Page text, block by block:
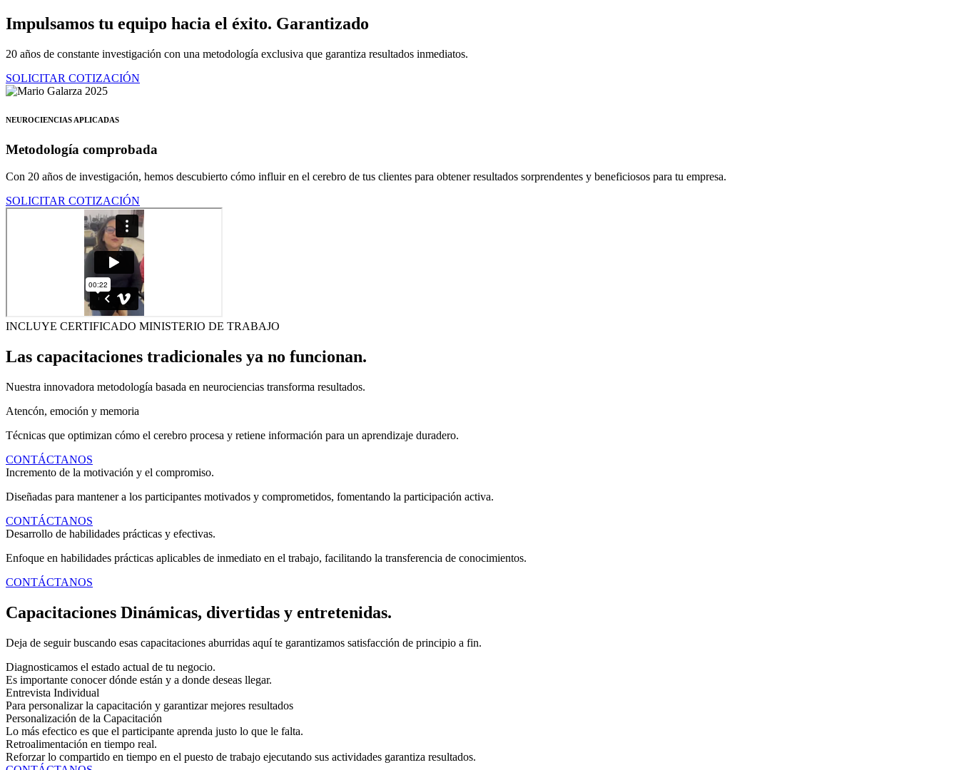
Ir
al
Impulsamos tu equipo hacia el éxito. Garantizado
20 años de constante investigación con una metodología exclusiva que garantiza resultados inmediatos.
SOLICITAR COTIZACIÓN
NEUROCIENCIAS APLICADAS
Metodología comprobada
Con 20 años de investigación, hemos descubierto cómo influir en el cerebro de tus clientes para obtener resultados sorprendentes y beneficiosos para tu empresa.
SOLICITAR COTIZACIÓN
INCLUYE CERTIFICADO MINISTERIO DE TRABAJO
Las capacitaciones tradicionales ya no funcionan.
Nuestra innovadora metodología basada en neurociencias transforma resultados.
Atencón, emoción y memoria
Técnicas que optimizan cómo el cerebro procesa y retiene información para un aprendizaje duradero.
CONTÁCTANOS
Incremento de la motivación y el compromiso.
Diseñadas para mantener a los participantes motivados y comprometidos, fomentando la participación activa.
CONTÁCTANOS
Desarrollo de habilidades prácticas y efectivas.
Enfoque en habilidades prácticas aplicables de inmediato en el trabajo, facilitando la transferencia de conocimientos.
CONTÁCTANOS
Capacitaciones Dinámicas, divertidas y entretenidas.
Deja de seguir buscando esas capacitaciones aburridas aquí te garantizamos satisfacción de principio a fin.
Diagnosticamos el estado actual de tu negocio.
Es importante conocer dónde están y a donde deseas llegar.
Entrevista Individual
Para personalizar la capacitación y garantizar mejores resultados
Personalización de la Capacitación
Lo más efectico es que el participante aprenda justo lo que le falta.
Retroalimentación en tiempo real.
Reforzar lo compartido en tiempo en el puesto de trabajo ejecutando sus actividades garantiza resultados.